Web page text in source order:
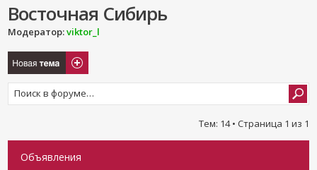
Восточная Сибирь
Модератор:viktor_l
Новая тема
Тем: 14 • Страница 1 из 1
Объявления